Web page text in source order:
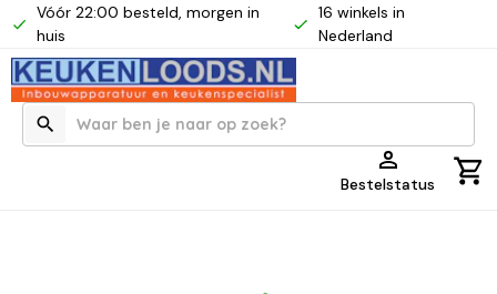
Vóór 22:00 besteld, morgen in
huis
16 winkels in
Nederland
Bestelstatus